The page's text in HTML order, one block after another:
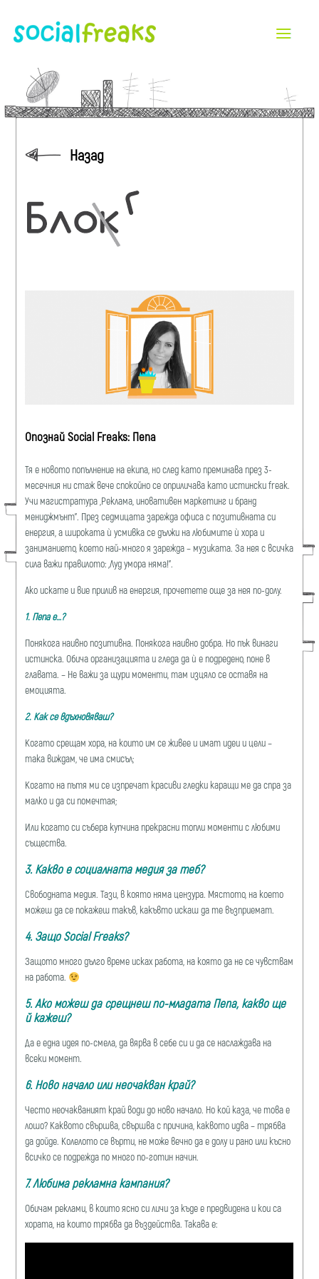
Назад
Опознай Social Freaks: Пепа
Тя е новото попълнение на екипа, но след като преминава през 3-
месечния ни стаж вече спокойно се оприличава като истински freak.
Учи магистратура „Реклама, иновативен маркетинг и бранд
мениджмънт”. През седмицата зарежда офиса с позитивната си
енергия, а широката ѝ усмивка се дължи на любимите ѝ хора и
заниманието, което най-много я зарежда – музиката. За нея с всичка
сила важи правилото: „Луд умора няма!”.
Ако искате и вие прилив на енергия, прочетете още за нея по-долу.
1. Пепа е…?
Понякога наивно позитивна. Понякога наивно добра. Но пък винаги
истинска. Обича организацията и гледа да ѝ е подредено, поне в
главата. – Не важи за щури моменти, там изцяло се оставя на
емоцията.
2. Как се вдъхновяваш?
Когато срещам хора, на които им се живее и имат идеи и цели –
така виждам, че има смисъл;
Когато на пътя ми се изпречат красиви гледки каращи ме да спра за
малко и да си помечтая;
Или когато си събера купчина прекрасни топли моменти с любими
същества.
3. Какво е социалната медия за теб?
Свободната медия. Тази, в която няма цензура. Мястото, на което
можеш да се покажеш такъв, какъвто искаш да те възприемат.
4. Защо Social Freaks?
Защото много дълго време исках работа, на която да не се чувствам
на работа.
5. Ако можеш да срещнеш по-младата Пепа, какво ще
й кажеш?
Да е една идея по-смела, да вярва в себе си и да се наслаждава на
всеки момент.
6. Ново начало или неочакван край?
Често неочакваният край води до ново начало. Но кой каза, че това е
лошо? Каквото свършва, свършва с причина, каквото идва – трябва
да дойде. Колелото се върти, не може вечно да е долу и рано или късно
всичко се подрежда по много по-готин начин.
7. Любима рекламна кампания?
Обичам реклами, в които ясно си личи за къде е предвидена и кои са
хората, на които трябва да въздейства. Такава е: